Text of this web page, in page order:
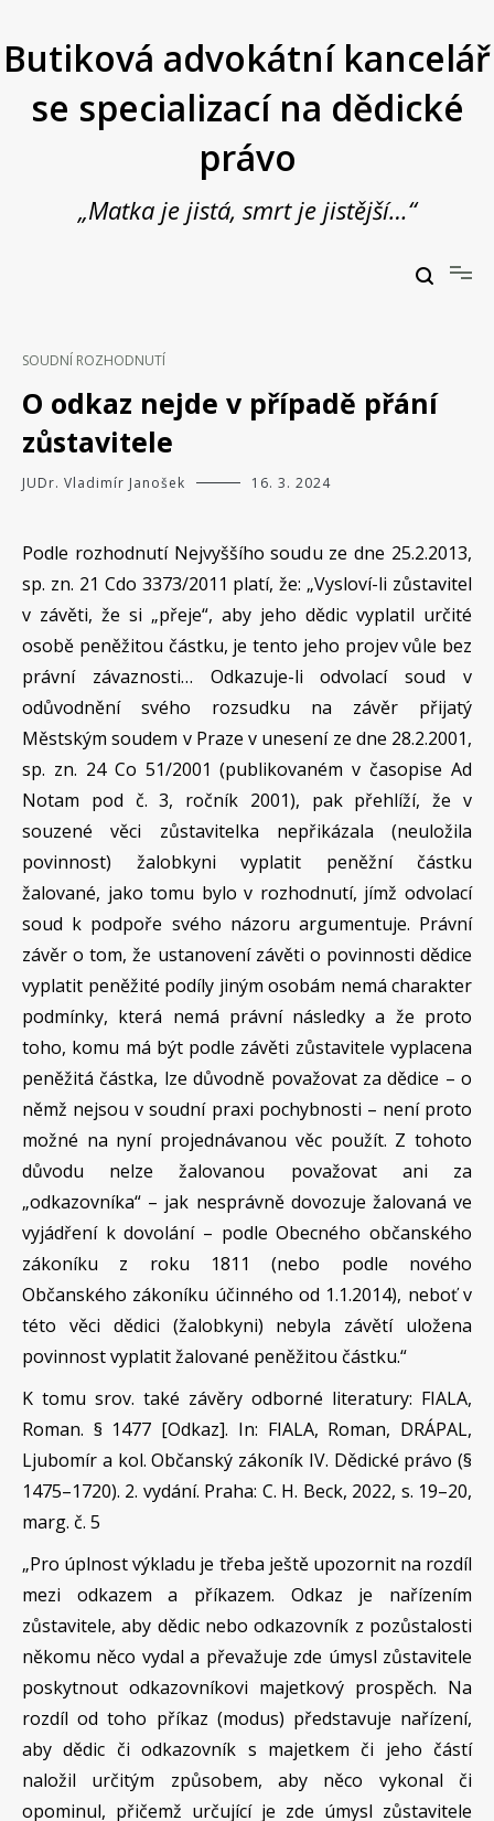
obsah
Butiková advokátní kancelář
se specializací na dědické
právo
„Matka je jistá, smrt je jistější…“
SOUDNÍ ROZHODNUTÍ
O odkaz nejde v případě přání
zůstavitele
JUDr. Vladimír Janošek 16. 3. 2024
Podle rozhodnutí Nejvyššího soudu ze dne 25.2.2013,
sp. zn. 21 Cdo 3373/2011 platí, že: „Vysloví-li zůstavitel
v závěti, že si „přeje“, aby jeho dědic vyplatil určité
osobě peněžitou částku, je tento jeho projev vůle bez
právní závaznosti… Odkazuje-li odvolací soud v
odůvodnění svého rozsudku na závěr přijatý
Městským soudem v Praze v unesení ze dne 28.2.2001,
sp. zn. 24 Co 51/2001 (publikovaném v časopise Ad
Notam pod č. 3, ročník 2001), pak přehlíží, že v
souzené věci zůstavitelka nepřikázala (neuložila
povinnost) žalobkyni vyplatit peněžní částku
žalované, jako tomu bylo v rozhodnutí, jímž odvolací
soud k podpoře svého názoru argumentuje. Právní
závěr o tom, že ustanovení závěti o povinnosti dědice
vyplatit peněžité podíly jiným osobám nemá charakter
podmínky, která nemá právní následky a že proto
toho, komu má být podle závěti zůstavitele vyplacena
peněžitá částka, lze důvodně považovat za dědice – o
němž nejsou v soudní praxi pochybnosti – není proto
možné na nyní projednávanou věc použít. Z tohoto
důvodu nelze žalovanou považovat ani za
„odkazovníka“ – jak nesprávně dovozuje žalovaná ve
vyjádření k dovolání – podle Obecného občanského
zákoníku z roku 1811 (nebo podle nového
Občanského zákoníku účinného od 1.1.2014), neboť v
této věci dědici (žalobkyni) nebyla závětí uložena
povinnost vyplatit žalované peněžitou částku.“
K tomu srov. také závěry odborné literatury: FIALA,
Roman. § 1477 [Odkaz]. In: FIALA, Roman, DRÁPAL,
Ljubomír a kol. Občanský zákoník IV. Dědické právo (§
1475–1720). 2. vydání. Praha: C. H. Beck, 2022, s. 19–20,
marg. č. 5
„Pro úplnost výkladu je třeba ještě upozornit na rozdíl
mezi odkazem a příkazem. Odkaz je nařízením
zůstavitele, aby dědic nebo odkazovník z pozůstalosti
někomu něco vydal a převažuje zde úmysl zůstavitele
poskytnout odkazovníkovi majetkový prospěch. Na
rozdíl od toho příkaz (modus) představuje nařízení,
aby dědic či odkazovník s majetkem či jeho částí
naložil určitým způsobem, aby něco vykonal či
opominul, přičemž určující je zde úmysl zůstavitele